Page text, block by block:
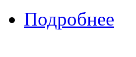
Подробнее